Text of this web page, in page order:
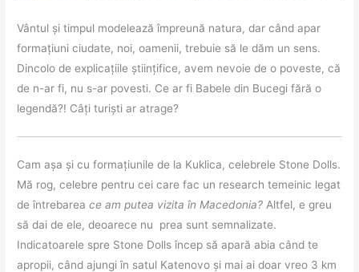
Vântul și timpul modelează împreună natura, dar când apar
formațiuni ciudate, noi, oamenii, trebuie să le dăm un sens.
Dincolo de explicațiile științifice, avem nevoie de o poveste, că
de n-ar fi, nu s-ar povesti. Ce ar fi Babele din Bucegi fără o
legendă?! Câți turiști ar atrage?
Cam așa și cu formațiunile de la Kuklica, celebrele Stone Dolls.
Mă rog, celebre pentru cei care fac un research temeinic legat
de întrebareace am putea vizita în Macedonia? Altfel, e greu
să dai de ele, deoarece nu prea sunt semnalizate.
Indicatoarele spre Stone Dolls încep să apară abia când te
apropii, când ajungi în satul Katenovo și mai ai doar vreo 3 km